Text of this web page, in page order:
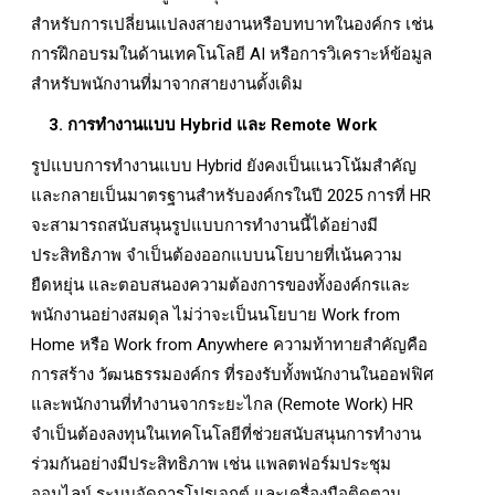
สำหรับการเปลี่ยนแปลงสายงานหรือบทบาทในองค์กร เช่น
การฝึกอบรมในด้านเทคโนโลยี AI หรือการวิเคราะห์ข้อมูล
สำหรับพนักงานที่มาจากสายงานดั้งเดิม
3. การทำงานแบบ Hybrid และ Remote Work
รูปแบบการทำงานแบบ Hybrid ยังคงเป็นแนวโน้มสำคัญ
และกลายเป็นมาตรฐานสำหรับองค์กรในปี 2025 การที่ HR
จะสามารถสนับสนุนรูปแบบการทำงานนี้ได้อย่างมี
ประสิทธิภาพ จำเป็นต้องออกแบบนโยบายที่เน้นความ
ยืดหยุ่น และตอบสนองความต้องการของทั้งองค์กรและ
พนักงานอย่างสมดุล ไม่ว่าจะเป็นนโยบาย Work from
Home หรือ Work from Anywhere ความท้าทายสำคัญคือ
การสร้าง วัฒนธรรมองค์กร ที่รองรับทั้งพนักงานในออฟฟิศ
และพนักงานที่ทำงานจากระยะไกล (Remote Work) HR
จำเป็นต้องลงทุนในเทคโนโลยีที่ช่วยสนับสนุนการทำงาน
ร่วมกันอย่างมีประสิทธิภาพ เช่น แพลตฟอร์มประชุม